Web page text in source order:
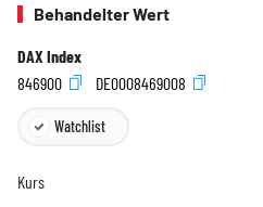
Behandelter Wert
DAX Index
846900
DE0008469008
Watchlist
Kurs